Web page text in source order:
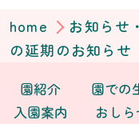
home お知らせ
の延期のお知らせ
園紹介 園での
入園案内
おしら